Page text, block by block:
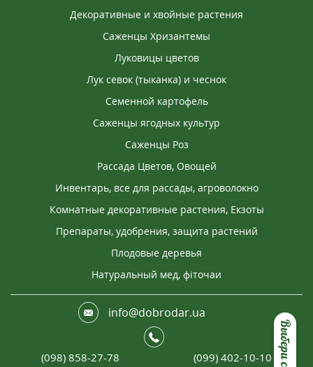
Декоративные и хвойные растения
Саженцы Хризантемы
Луковицы цветов
Лук севок (тыканка) и чеснок
Семенной картофель
Саженцы ягодных культур
Саженцы Роз
Рассада Цветов, Овощей
Инвентарь, все для рассады, агроволокно
Комнатные декоративные растения, Екзоты
Препараты, удобрения, защита растений
Плодовые деревья
Натуральный мед, фіточаи
info@dobrodar.ua
(098) 858-27-78 (099) 402-10-10